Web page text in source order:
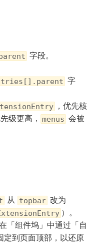
字段。
字
，优先核
先级更高， menus 会被
从 topbar 改为
）。
「组件坞」中通过「自
定到页面顶部，以还原